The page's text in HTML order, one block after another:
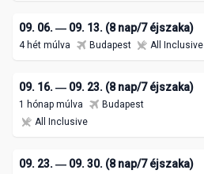
09. 06. ― 09. 13. (8 nap/7 éjszaka)
4 hét múlva Budapest All Inclusive
09. 16. ― 09. 23. (8 nap/7 éjszaka)
1 hónap múlva
Budapest
All Inclusive
09. 23. ― 09. 30. (8 nap/7 éjszaka)